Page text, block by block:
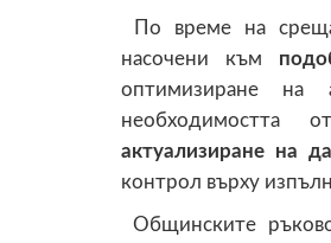
По време на
насочени към
оптимизиране на
необходимостта
актуализиране на
контрол върху
Общинските